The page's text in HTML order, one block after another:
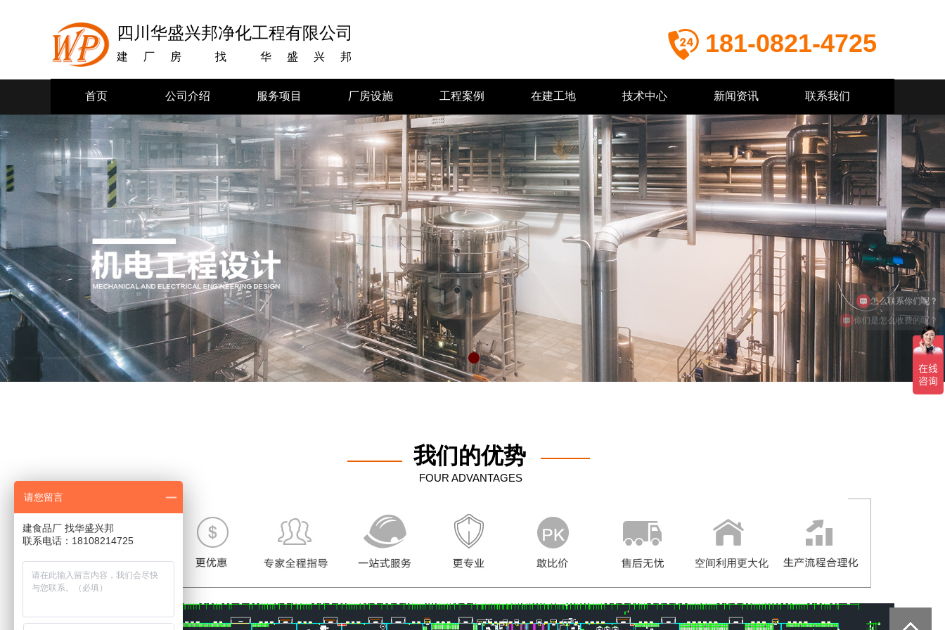
181-0821-4725
四川华盛兴邦净化工程有限公司
建厂房 找 华盛兴邦
首页 公司介绍 服务项目 厂房设施 工程案例 在建工地 技术中心 新闻资讯 联系我们
FOUR ADVANTAGES
空间利用更大化
我们的优势
你们是怎么收费的呢？
怎么联系你们呢？
请您留言
建食品厂 找华盛兴邦
联系电话：18108214725